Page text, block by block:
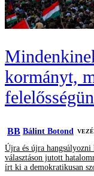
kormányt,
BB Bálint Botond
Újra és újra
választáson jutott
írt ki a demokratikusan